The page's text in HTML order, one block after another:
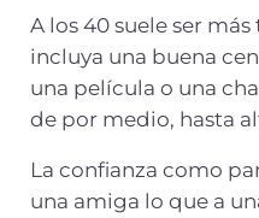
A los 40 suele ser
incluya una buena
una película o una
de por medio, hasta
La confianza como
una amiga lo que a